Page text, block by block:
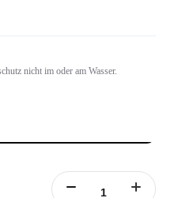
nicht im oder am Wasser.